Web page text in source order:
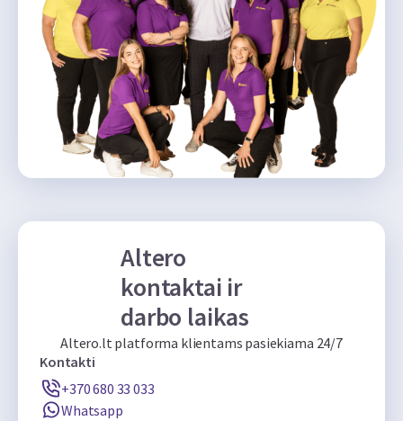
Altero
kontaktai ir
darbo laikas
Altero.lt platforma klientams pasiekiama 24/7
Kontakti
+370 680 33 033
Whatsapp